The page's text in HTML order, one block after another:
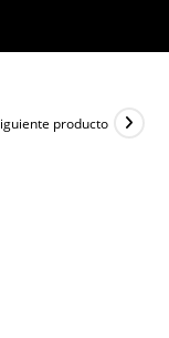
producto